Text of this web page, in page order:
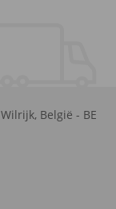
Wilrijk, België - BE